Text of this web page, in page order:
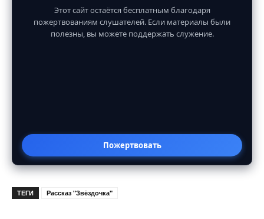
Этот сайт остаётся бесплатным благодаря
пожертвованиям слушателей. Если материалы были
полезны, вы можете поддержать служение.
Пожертвовать
ТЕГИ Рассказ "Звёздочка"